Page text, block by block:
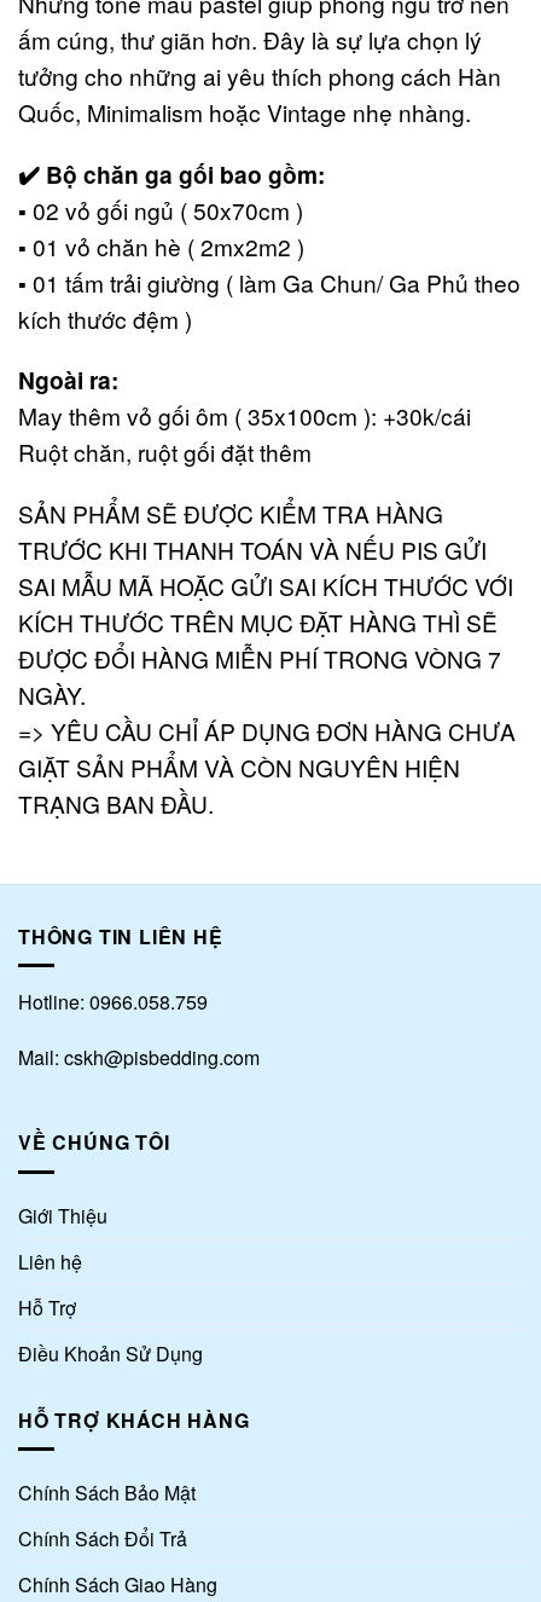
ấm cúng, thư giãn hơn. Đây là sự lựa chọn lý
tưởng cho những ai yêu thích phong cách Hàn
Quốc, Minimalism hoặc Vintage nhẹ nhàng.
✔️ Bộ chăn ga gối bao gồm:
▪️ 02 vỏ gối ngủ ( 50x70cm )
▪️ 01 vỏ chăn hè ( 2mx2m2 )
▪️ 01 tấm trải giường ( làm Ga Chun/ Ga Phủ theo
kích thước đệm )
Ngoài ra:
May thêm vỏ gối ôm ( 35x100cm ): +30k/cái
Ruột chăn, ruột gối đặt thêm
SẢN PHẨM SẼ ĐƯỢC KIỂM TRA HÀNG
TRƯỚC KHI THANH TOÁN VÀ NẾU PIS GỬI
SAI MẪU MÃ HOẶC GỬI SAI KÍCH THƯỚC VỚI
KÍCH THƯỚC TRÊN MỤC ĐẶT HÀNG THÌ SẼ
ĐƯỢC ĐỔI HÀNG MIỄN PHÍ TRONG VÒNG 7
NGÀY.
=> YÊU CẦU CHỈ ÁP DỤNG ĐƠN HÀNG CHƯA
GIẶT SẢN PHẨM VÀ CÒN NGUYÊN HIỆN
TRẠNG BAN ĐẦU.
THÔNG TIN LIÊN HỆ
Hotline: 0966.058.759
Mail: cskh@pisbedding.com
VỀ CHÚNG TÔI
Giới Thiệu
Liên hệ
Hỗ Trợ
Điều Khoản Sử Dụng
HỖ TRỢ KHÁCH HÀNG
Chính Sách Bảo Mật
Chính Sách Đổi Trả
Chính Sách Giao Hàng